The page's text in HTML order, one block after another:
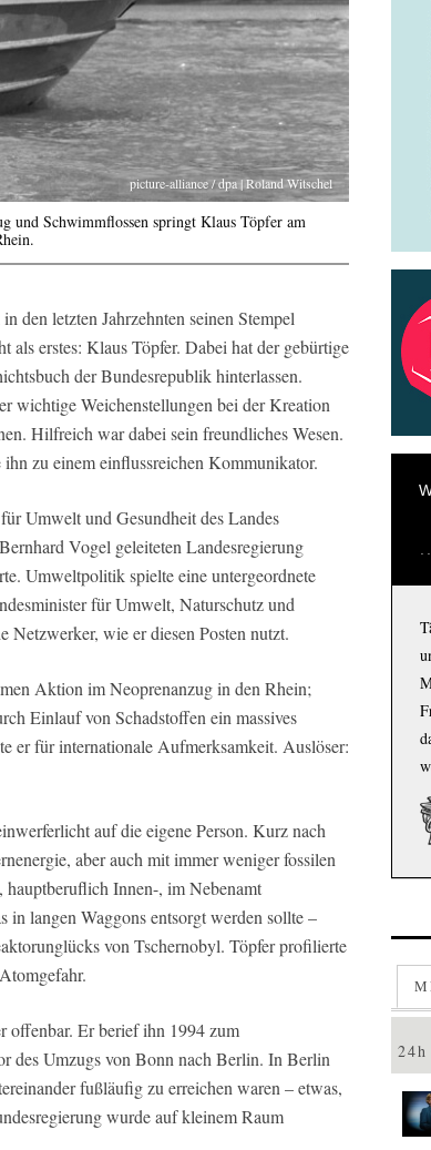
picture-alliance / dpa | Roland Witschel
und Schwimmflossen springt Klaus Töpfer am
den letzten Jahrzehnten seinen Stempel
erstes: Klaus Töpfer. Dabei hat der gebürtige
der Bundesrepublik hinterlassen.
wichtige Weichenstellungen bei der Kreation
Hilfreich war dabei sein freundliches Wesen.
zu einem einflussreichen Kommunikator.
Umwelt und Gesundheit des Landes
Vogel geleiteten Landesregierung
Umweltpolitik spielte eine untergeordnete
für Umwelt, Naturschutz und
Netzwerker, wie er diesen Posten nutzt.
Aktion im Neoprenanzug in den Rhein;
Einlauf von Schadstoffen ein massives
er für internationale Aufmerksamkeit. Auslöser:
auf die eigene Person. Kurz nach
aber auch mit immer weniger fossilen
Innen-, im Nebenamt
langen Waggons entsorgt werden sollte –
von Tschernobyl. Töpfer profilierte
offenbar. Er berief ihn 1994 zum
des Umzugs von Bonn nach Berlin. In Berlin
fußläufig zu erreichen waren – etwas,
wurde auf kleinem Raum
24h